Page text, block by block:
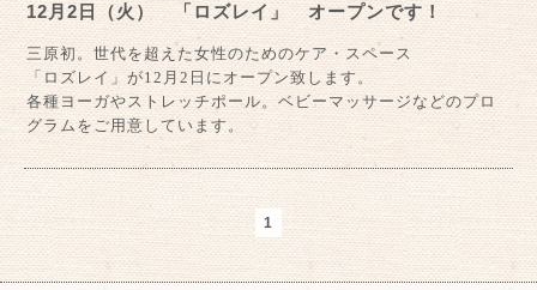
12月2日（火） 「ロズレイ」 オープンです！
三原初。世代を超えた女性のためのケア・スペース
「ロズレイ」が12 月 2 日にオープン致します。
各種ヨーガやストレッチポール。ベビーマッサージなどのプロ
グラムをご用意しています。
1